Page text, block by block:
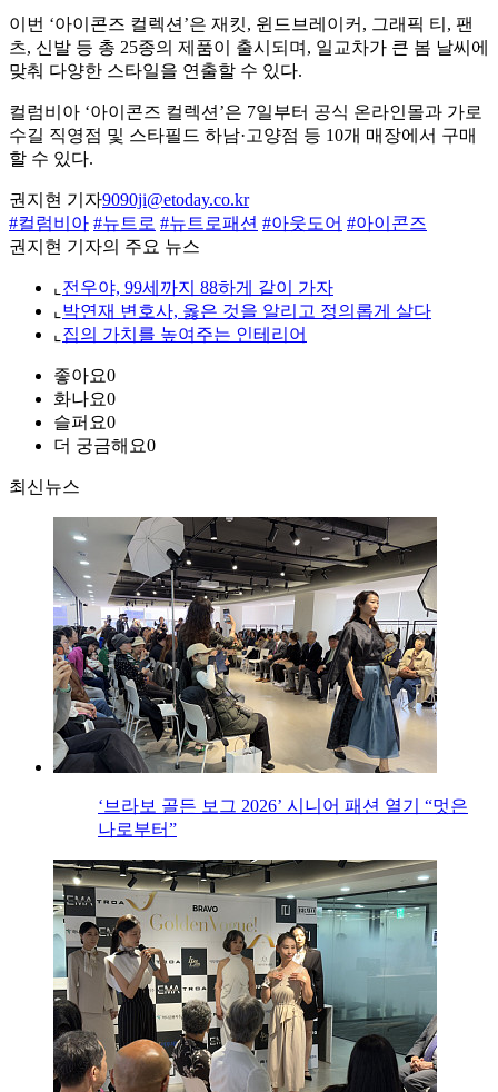
이번 ‘아이콘즈 컬렉션’은 재킷, 윈드브레이커, 그래픽 티, 팬
츠, 신발 등 총 25종의 제품이 출시되며, 일교차가 큰 봄 날씨에
맞춰 다양한 스타일을 연출할 수 있다.
컬럼비아 ‘아이콘즈 컬렉션’은 7일부터 공식 온라인몰과 가로
수길 직영점 및 스타필드 하남·고양점 등 10개 매장에서 구매
할 수 있다.
권지현 기자9090ji@etoday.co.kr
#컬럼비아 #뉴트로 #뉴트로패션 #아웃도어 #아이콘즈
권지현 기자의 주요 뉴스
⌞ 전우야, 99세까지 88하게 같이 가자
⌞ 박연재 변호사, 옳은 것을 알리고 정의롭게 살다
⌞ 집의 가치를 높여주는 인테리어
좋아요0
화나요0
슬퍼요0
더 궁금해요0
최신뉴스
‘브라보 골든 보그 2026’ 시니어 패션 열기 “멋은
나로부터”